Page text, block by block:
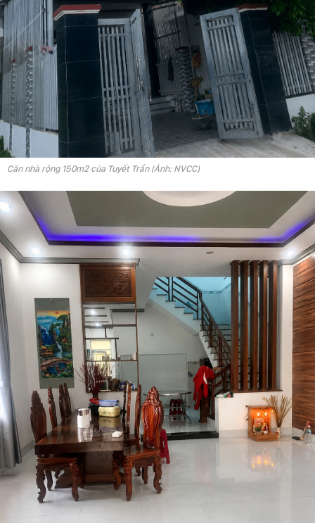
Căn nhà rộng 150m2 của Tuyết Trần (Ảnh: NVCC)